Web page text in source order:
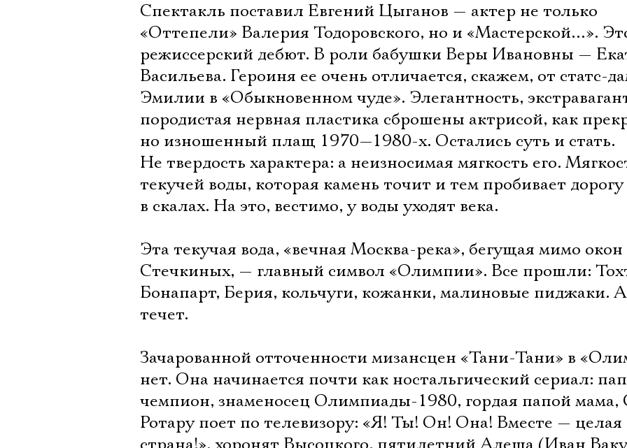
Спектакль поставил Евгений Цыганов — актер не только
«Оттепели» Валерия Тодоровского, но и «Мастерской…».
режиссерский дебют. В роли бабушки Веры Ивановны —
Васильева. Героиня ее очень отличается, скажем, от статс-
Эмилии в «Обыкновенном чуде». Элегантность,
породистая нервная пластика сброшены актрисой, как
но изношенный плащ 1970—1980-х. Остались суть и стать.
Не твердость характера: а неизносимая мягкость его.
текучей воды, которая камень точит и тем пробивает дорогу
в скалах. На это, вестимо, у воды уходят века.
Эта текучая вода, «вечная Москва-река», бегущая мимо окон
Стечкиных, — главный символ «Олимпии». Все прошли:
Бонапарт, Берия, кольчуги, кожанки, малиновые пиджаки.
течет.
Зачарованной отточенности мизансцен «Тани-Тани» в
нет. Она начинается почти как ностальгический сериал:
чемпион, знаменосец Олимпиады-1980, гордая папой мама,
Ротару поет по телевизору: «Я! Ты! Он! Она! Вместе — целая